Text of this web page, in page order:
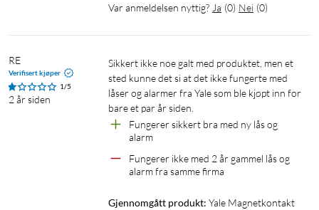
Var anmeldelsen nyttig? Ja (0) Nei (0)
RE
Verifisert kjøper
1/5
2 år siden
Sikkert ikke noe galt med produktet, men et
sted kunne det si at det ikke fungerte med
låser og alarmer fra Yale som ble kjøpt inn for
bare et par år siden.
Fungerer sikkert bra med ny lås og
alarm
Fungerer ikke med 2 år gammel lås og
alarm fra samme firma
Gjennomgått produkt: Yale Magnetkontakt